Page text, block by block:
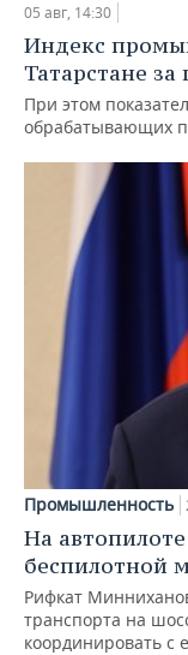
05 авг, 14:30
Индекс
Татарстане за
При этом
обрабатывающих
Промышленность
На
беспилотной
Рифкат
транспорта на
координировать с